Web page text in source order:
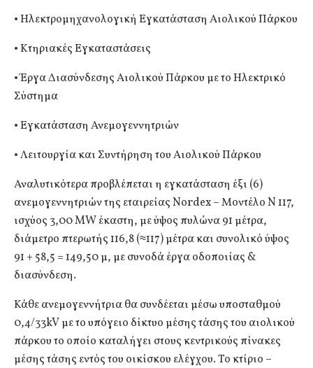
• Ηλεκτρομηχανολογική Εγκατάσταση Αιολικού Πάρκου
• Κτηριακές Εγκαταστάσεις
• Έργα Διασύνδεσης Αιολικού Πάρκου με το Ηλεκτρικό
Σύστημα
• Εγκατάσταση Ανεμογεννητριών
• Λειτουργία και Συντήρηση του Αιολικού Πάρκου
Αναλυτικότερα προβλέπεται η εγκατάσταση έξι (6)
ανεμογεννητριών της εταιρείας Nordex – Μοντέλο N 117,
ισχύος 3,00 MW έκαστη, με ύψος πυλώνα 91 μέτρα,
διάμετρο πτερωτής 116,8 (≈117) μέτρα και συνολικό ύψος
91 + 58,5 = 149,50 μ, με συνοδά έργα οδοποιίας &
διασύνδεση.
Κάθε ανεμογεννήτρια θα συνδέεται μέσω υποσταθμού
0,4/33kV με το υπόγειο δίκτυο μέσης τάσης του αιολικού
πάρκου το οποίο καταλήγει στους κεντρικούς πίνακες
μέσης τάσης εντός του οικίσκου ελέγχου. Το κτίριο –